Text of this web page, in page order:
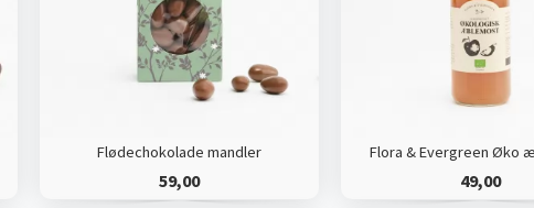
Flødechokolade mandler
59,00
Flora & Evergreen Øko
49,00